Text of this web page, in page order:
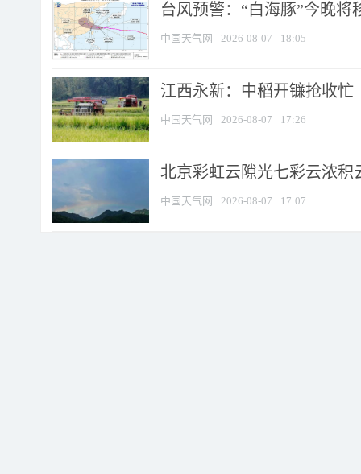
台风预警：“白海豚”今晚将
中国天气网 2026-08-07 18:05
江西永新：中稻开镰抢收忙
中国天气网 2026-08-07 17:26
北京彩虹云隙光七彩云浓积
中国天气网 2026-08-07 17:07